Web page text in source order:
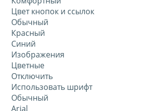
Цвет кнопок и ссылок
Обычный
Красный
Синий
Изображения
Цветные
Отключить
Использовать шрифт
Обычный
Arial